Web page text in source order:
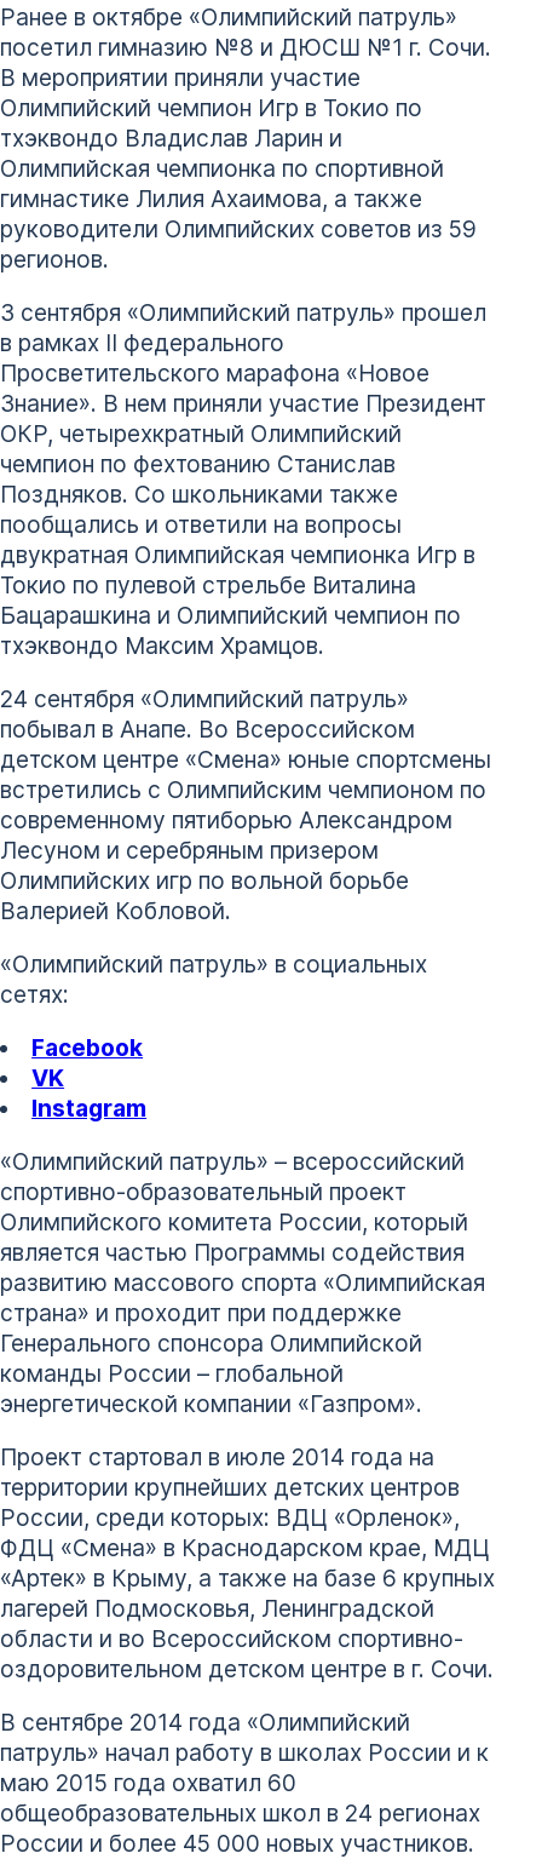
Ранее в октябре «Олимпийский патруль»
посетил гимназию №8 и ДЮСШ №1 г. Сочи.
В мероприятии приняли участие
Олимпийский чемпион Игр в Токио по
тхэквондо Владислав Ларин и
Олимпийская чемпионка по спортивной
гимнастике Лилия Ахаимова, а также
руководители Олимпийских советов из 59
регионов.
3 сентября «Олимпийский патруль» прошел
в рамках II федерального
Просветительского марафона «Новое
Знание». В нем приняли участие Президент
ОКР, четырехкратный Олимпийский
чемпион по фехтованию Станислав
Поздняков. Со школьниками также
пообщались и ответили на вопросы
двукратная Олимпийская чемпионка Игр в
Токио по пулевой стрельбе Виталина
Бацарашкина и Олимпийский чемпион по
тхэквондо Максим Храмцов.
24 сентября «Олимпийский патруль»
побывал в Анапе. Во Всероссийском
детском центре «Смена» юные спортсмены
встретились с Олимпийским чемпионом по
современному пятиборью Александром
Лесуном и серебряным призером
Олимпийских игр по вольной борьбе
Валерией Кобловой.
«Олимпийский патруль» в социальных
сетях:
Facebook
VK
Instagram
«Олимпийский патруль» – всероссийский
спортивно-образовательный проект
Олимпийского комитета России, который
является частью Программы содействия
развитию массового спорта «Олимпийская
страна» и проходит при поддержке
Генерального спонсора Олимпийской
команды России – глобальной
энергетической компании «Газпром».
Проект стартовал в июле 2014 года на
территории крупнейших детских центров
России, среди которых: ВДЦ «Орленок»,
ФДЦ «Смена» в Краснодарском крае, МДЦ
«Артек» в Крыму, а также на базе 6 крупных
лагерей Подмосковья, Ленинградской
области и во Всероссийском спортивно-
оздоровительном детском центре в г. Сочи.
В сентябре 2014 года «Олимпийский
патруль» начал работу в школах России и к
маю 2015 года охватил 60
общеобразовательных школ в 24 регионах
России и более 45 000 новых участников.